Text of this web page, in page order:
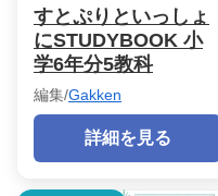
すとぷりといっしょ
にSTUDYBOOK 小
学6年分5教科
編集/Gakken
詳細を見る